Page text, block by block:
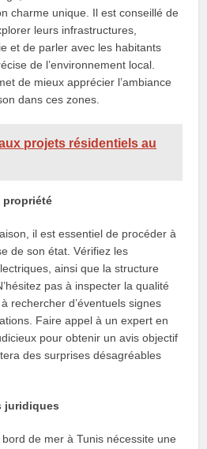
charme unique. Il est conseillé de
leurs infrastructures,
et de parler avec les habitants
de l’environnement local.
de mieux apprécier l’ambiance
dans ces zones.
projets résidentiels au
propriété
il est essentiel de procéder à
de son état. Vérifiez les
ainsi que la structure
pas à inspecter la qualité
rechercher d’éventuels signes
Faire appel à un expert en
pour obtenir un avis objectif
des surprises désagréables
juridiques
bord de mer à Tunis nécessite une